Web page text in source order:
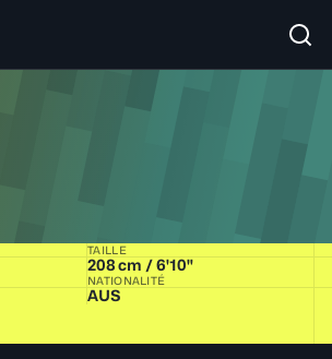
TAILLE
208 cm / 6'10"
NATIONALITÉ
AUS